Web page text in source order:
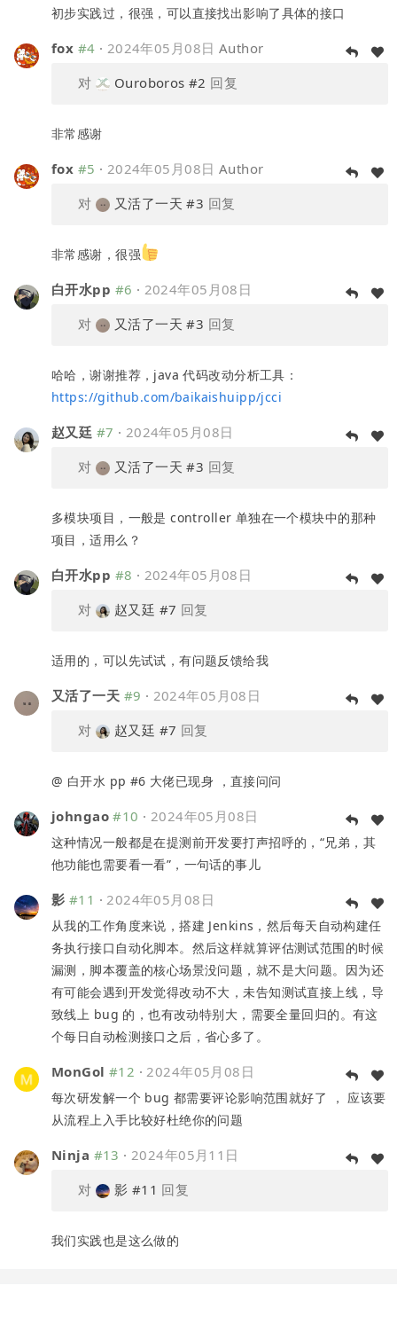
初步实践过，很强，可以直接找出影响了具体的接口
fox #4 · 2024年05月08日 Author
对
Ouroboros #2 回复
非常感谢
fox #5 · 2024年05月08日 Author
对
又活了一天 #3 回复
非常感谢，很强
白开水pp #6 · 2024年05月08日
对
又活了一天 #3 回复
哈哈，谢谢推荐，java 代码改动分析工具：
https://github.com/baikaishuipp/jcci
赵又廷 #7 · 2024年05月08日
对
又活了一天 #3 回复
多模块项目，一般是 controller 单独在一个模块中的那种
项目，适用么？
白开水pp #8 · 2024年05月08日
对
赵又廷 #7 回复
适用的，可以先试试，有问题反馈给我
又活了一天 #9 · 2024年05月08日
对
赵又廷 #7 回复
@ 白开水 pp #6 大佬已现身 ，直接问问
johngao #10 · 2024年05月08日
这种情况一般都是在提测前开发要打声招呼的，“兄弟，其
他功能也需要看一看”，一句话的事儿
影 #11 · 2024年05月08日
从我的工作角度来说，搭建 Jenkins，然后每天自动构建任
务执行接口自动化脚本。然后这样就算评估测试范围的时候
漏测，脚本覆盖的核心场景没问题，就不是大问题。因为还
有可能会遇到开发觉得改动不大，未告知测试直接上线，导
致线上 bug 的，也有改动特别大，需要全量回归的。有这
个每日自动检测接口之后，省心多了。
MonGol #12 · 2024年05月08日
每次研发解一个 bug 都需要评论影响范围就好了 ， 应该要
从流程上入手比较好杜绝你的问题
Ninja #13 · 2024年05月11日
对
影 #11 回复
我们实践也是这么做的